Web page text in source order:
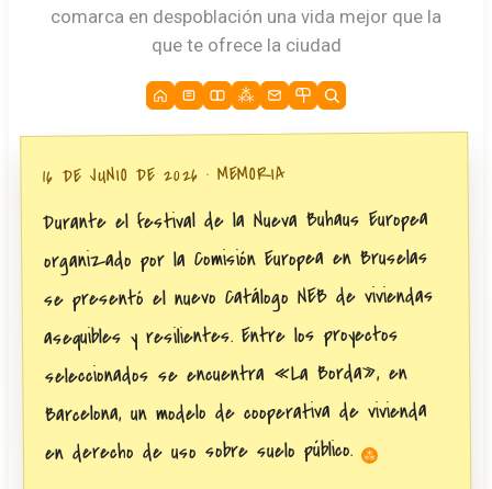
comarca en despoblación una vida mejor que la
que te ofrece la ciudad
16 DE JUNIO DE 2026 MEMORIA
Durante el festival de la Nueva Buhaus Europea
organizado por la Comisión Europea en Bruselas
se presentó el nuevo Catálogo NEB de viviendas
asequibles y resilientes. Entre los proyectos
seleccionados se encuentra «La Borda», en
Barcelona, un modelo de cooperativa de vivienda
en derecho de uso sobre suelo público.